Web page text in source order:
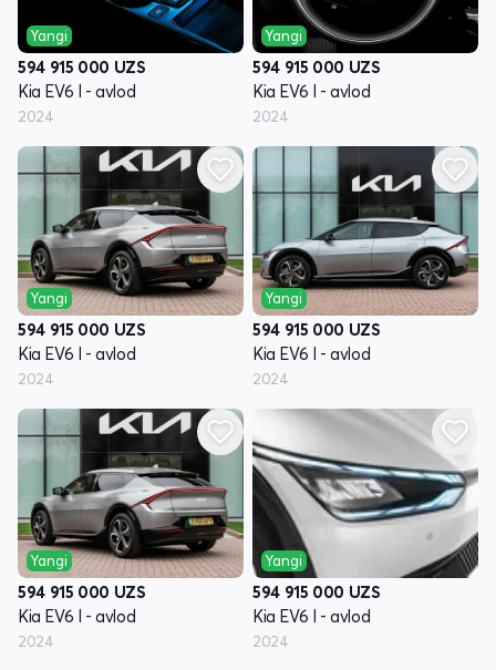
Yangi
594 915 000 UZS
Kia EV6 I - avlod
2024
Yangi
594 915 000 UZS
Kia EV6 I - avlod
2024
Yangi
594 915 000 UZS
Kia EV6 I - avlod
2024
Yangi
594 915 000 UZS
Kia EV6 I - avlod
2024
Yangi
594 915 000 UZS
Kia EV6 I - avlod
2024
Yangi
594 915 000 UZS
Kia EV6 I - avlod
2024